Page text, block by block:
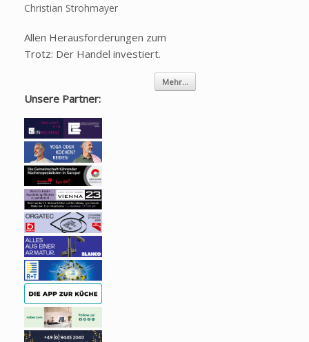
Christian Strohmayer
Allen Herausforderungen zum
Trotz: Der Handel investiert.
Mehr...
Unsere Partner: